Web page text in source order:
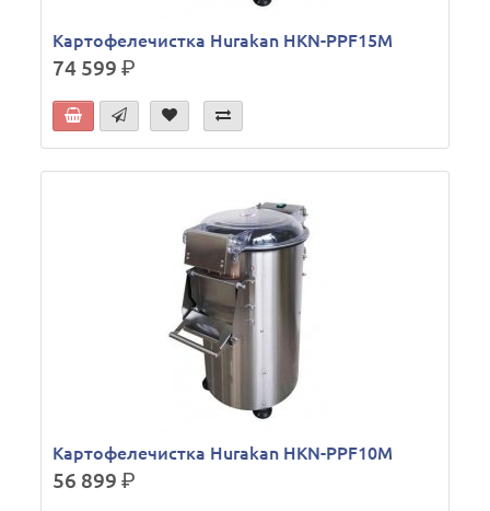
Картофелечистка Hurakan HKN-PPF15M
74 599р.
Картофелечистка Hurakan HKN-PPF10M
56 899р.